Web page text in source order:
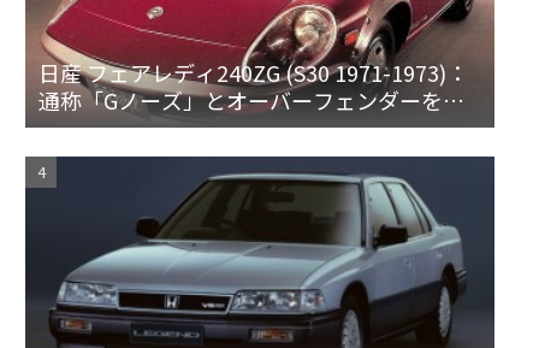
日産 フェアレディ240ZG (S30 1971-1973)：
通称「Gノーズ」とオーバーフェンダーを装
備した特別なZ